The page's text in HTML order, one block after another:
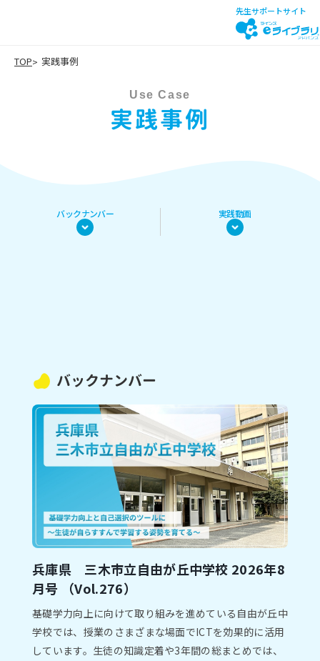
先生サポートサイト
TOP 実践事例
Use Case
実践事例
バックナンバー 実践動画
バックナンバー
兵庫県 三木市⽴自由が丘中学校 2026年8
⽉号 （Vol.276）
基礎学⼒向上に向けて取り組みを進めている⾃由が丘中
学校では、授業のさまざまな場⾯でICTを効果的に活⽤
しています。⽣徒の知識定着や3年間の総まとめでは、